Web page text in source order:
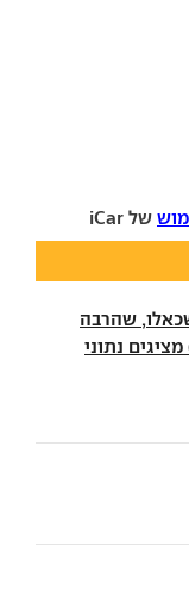
של iCar
שהרבה
נתוני